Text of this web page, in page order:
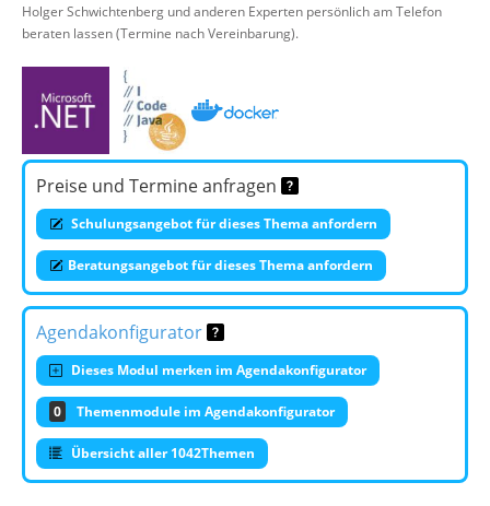
Holger Schwichtenberg und anderen Experten persönlich am Telefon
beraten lassen (Termine nach Vereinbarung).
Preise und Termine anfragen
Schulungsangebot für dieses Thema anfordern
Beratungsangebot für dieses Thema anfordern
Agendakonfigurator
Dieses Modul merken im Agendakonfigurator
0 Themenmodule im Agendakonfigurator
Übersicht aller 1042Themen